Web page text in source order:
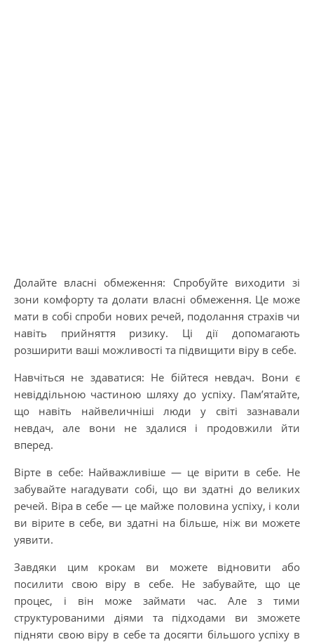
Долайте власні обмеження: Спробуйте виходити зі
зони комфорту та долати власні обмеження. Це може
мати в собі спроби нових речей, подолання страхів чи
навіть прийняття ризику. Ці дії допомагають
розширити ваші можливості та підвищити віру в себе.
Навчіться не здаватися: Не бійтеся невдач. Вони є
невіддільною частиною шляху до успіху. Пам’ятайте,
що навіть найвеличніші люди у світі зазнавали
невдач, але вони не здалися і продовжили йти
вперед.
Вірте в себе: Найважливіше — це вірити в себе. Не
забувайте нагадувати собі, що ви здатні до великих
речей. Віра в себе — це майже половина успіху, і коли
ви вірите в себе, ви здатні на більше, ніж ви можете
уявити.
Завдяки цим крокам ви можете відновити або
посилити свою віру в себе. Не забувайте, що це
процес, і він може займати час. Але з тими
структурованими діями та підходами ви зможете
підняти свою віру в себе та досягти більшого успіху в